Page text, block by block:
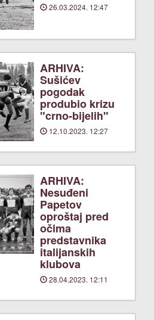
26.03.2024. 12:47
ARHIVA:
Sušićev
pogodak
produbio krizu
"crno-bijelih"
12.10.2023. 12:27
ARHIVA:
Nesuđeni
Papetov
oproštaj pred
očima
predstavnika
italijanskih
klubova
28.04.2023. 12:11